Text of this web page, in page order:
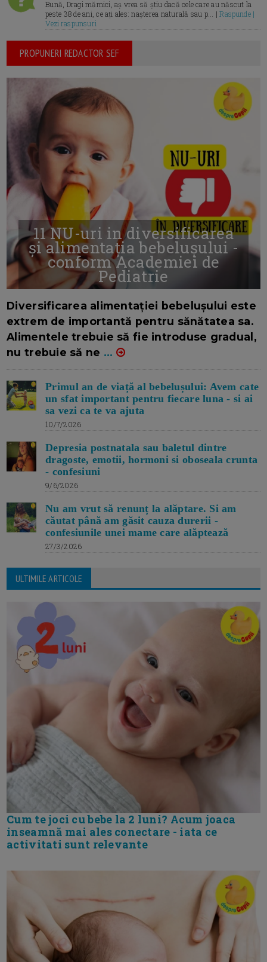
Bună, Dragi mămici, aș vrea să știu dacă cele care au născut la
peste 38 de ani, ce ați ales: nașterea naturală sau p... |Raspunde |
Vezi raspunsuri
PROPUNERI REDACTOR SEF
11 NU-uri in diversificarea
și alimentația bebelușului -
conform Academiei de
Pediatrie
Diversificarea alimentației bebelușului este
extrem de importantă pentru sănătatea sa.
Alimentele trebuie să fie introduse gradual,
nu trebuie să ne ...
Primul an de viață al bebelușului: Avem cate
un sfat important pentru fiecare luna - si ai
sa vezi ca te va ajuta
10/7/2026
Depresia postnatala sau baletul dintre
dragoste, emotii, hormoni si oboseala crunta
- confesiuni
9/6/2026
Nu am vrut să renunț la alăptare. Si am
căutat până am găsit cauza durerii -
confesiunile unei mame care alăptează
27/3/2026
ULTIMILE ARTICOLE
Cum te joci cu bebe la 2 luni? Acum joaca
inseamnă mai ales conectare - iata ce
activitati sunt relevante